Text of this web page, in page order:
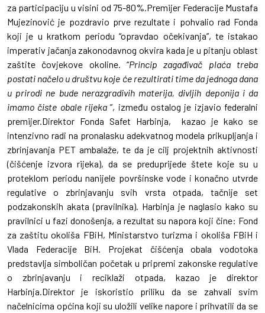
za participaciju u visini od 75-80%.Premijer Federacije Mustafa
Mujezinović je pozdravio prve rezultate i pohvalio rad Fonda
koji je u kratkom periodu “opravdao očekivanja”, te istakao
imperativ jačanja zakonodavnog okvira kada je u pitanju oblast
zaštite čovjekove okoline. “Princip zagađivač plaća treba
postati načelo u društvu koje će rezultirati time da jednoga dana
u prirodi ne bude nerazgradivih materija, divljih deponija i da
imamo čiste obale rijeka”, između ostalog je izjavio federalni
premijer.Direktor Fonda Safet Harbinja, kazao je kako se
intenzivno radi na pronalasku adekvatnog modela prikupljanja i
zbrinjavanja PET ambalaže, te da je cilj projektnih aktivnosti
(čišćenje izvora rijeka), da se preduprijede štete koje su u
proteklom periodu nanijele površinske vode i konačno utvrde
regulative o zbrinjavanju svih vrsta otpada, tačnije set
podzakonskih akata (pravilnika). Harbinja je naglasio kako su
pravilnici u fazi donošenja, a rezultat su napora koji čine: Fond
za zaštitu okoliša FBiH, Ministarstvo turizma i okoliša FBiH i
Vlada Federacije BiH. Projekat čišćenja obala vodotoka
predstavlja simboličan početak u pripremi zakonske regulative
o zbrinjavanju i reciklaži otpada, kazao je direktor
Harbinja.Direktor je iskoristio priliku da se zahvali svim
načelnicima općina koji su uložili velike napore i prihvatili da se